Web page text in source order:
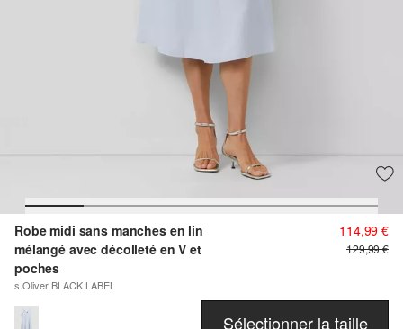
Robe midi sans manches en lin
mélangé avec décolleté en V et
poches
s.Oliver BLACK LABEL
114,99 €
129,99 €
Sélectionner la taille